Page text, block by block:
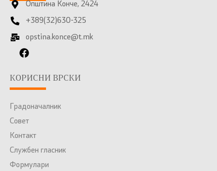
Општина Конче, 2424
+389(32)630-325
opstina.konce@t.mk
КОРИСНИ ВРСКИ
Градоначалник
Совет
Контакт
Службен гласник
Формулари